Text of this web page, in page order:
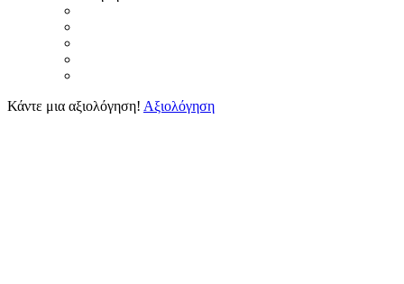
Κάντε μια αξιολόγηση! Αξιολόγηση